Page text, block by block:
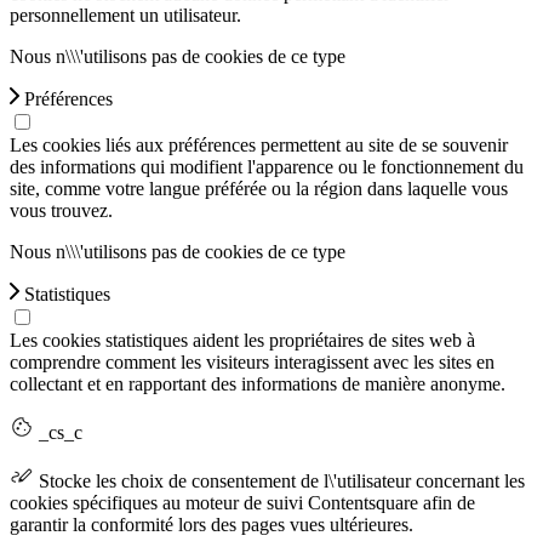
personnellement un utilisateur.
Nous n\\\'utilisons pas de cookies de ce type
Préférences
Les cookies liés aux préférences permettent au site de se souvenir
des informations qui modifient l'apparence ou le fonctionnement du
site, comme votre langue préférée ou la région dans laquelle vous
vous trouvez.
Nous n\\\'utilisons pas de cookies de ce type
Statistiques
Les cookies statistiques aident les propriétaires de sites web à
comprendre comment les visiteurs interagissent avec les sites en
collectant et en rapportant des informations de manière anonyme.
_cs_c
Stocke les choix de consentement de l\'utilisateur concernant les
cookies spécifiques au moteur de suivi Contentsquare afin de
garantir la conformité lors des pages vues ultérieures.